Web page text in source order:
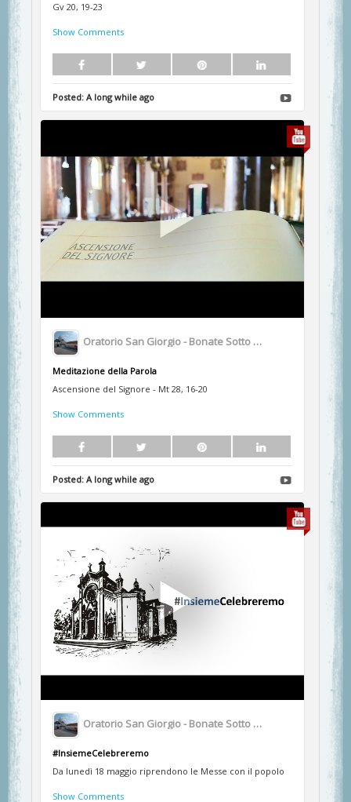
Gv 20, 19-23
Show Comments
Posted: A long while ago
Oratorio San Giorgio - Bonate Sotto BG
Meditazione della Parola
Ascensione del Signore - Mt 28, 16-20
Show Comments
Posted: A long while ago
Oratorio San Giorgio - Bonate Sotto BG
#InsiemeCelebreremo
Da lunedì 18 maggio riprendono le Messe con il popolo
Show Comments